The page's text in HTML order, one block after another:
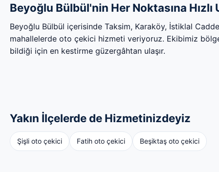
Beyoğlu Bülbül'nin Her Noktasına Hızlı
Beyoğlu Bülbül içerisinde Taksim, Karaköy, İstiklal
mahallelerde oto çekici hizmeti veriyoruz. Ekibimiz
bildiği için en kestirme güzergâhtan ulaşır.
Yakın İlçelerde de Hizmetinizdeyiz
Şişli oto çekici Fatih oto çekici Beşiktaş oto çekici